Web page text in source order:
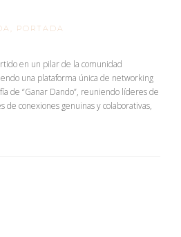
PORTADA
en un pilar de la comunidad
una plataforma única de networking
de “Ganar Dando”, reuniendo líderes de
de conexiones genuinas y colaborativas,